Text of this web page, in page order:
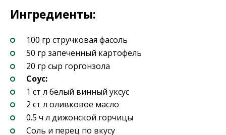
Ингредиенты:
100 гр стручковая фасоль
50 гр запеченный картофель
20 гр сыр горгонзола
Соус:
1 ст л белый винный уксус
2 ст л оливковое масло
0.5 ч л дижонской горчицы
Соль и перец по вкусу